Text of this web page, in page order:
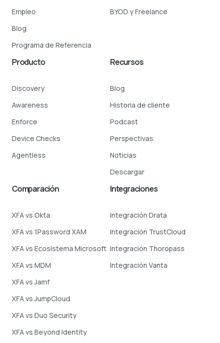
Empleo
Blog
Programa de Referencia
BYOD y Freelance
Producto
Discovery
Awareness
Enforce
Device Checks
Agentless
Recursos
Blog
Historia de cliente
Podcast
Perspectivas
Noticias
Descargar
Comparación
XFA vs Okta
XFA vs 1Password XAM
XFA vs Ecosistema Microsoft
XFA vs MDM
XFA vs Jamf
XFA vs JumpCloud
XFA vs Duo Security
XFA vs Beyond Identity
Integraciones
Integración Drata
Integración TrustCloud
Integración Thoropass
Integración Vanta